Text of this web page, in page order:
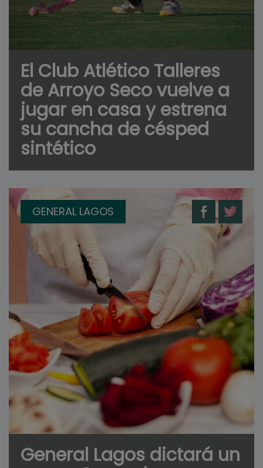
El Club Atlético Talleres
de Arroyo Seco vuelve a
jugar en casa y estrena
su cancha de césped
sintético
GENERAL LAGOS
General Lagos dictará un